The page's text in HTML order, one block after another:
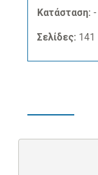
Κατάσταση: -
Σελίδες: 141